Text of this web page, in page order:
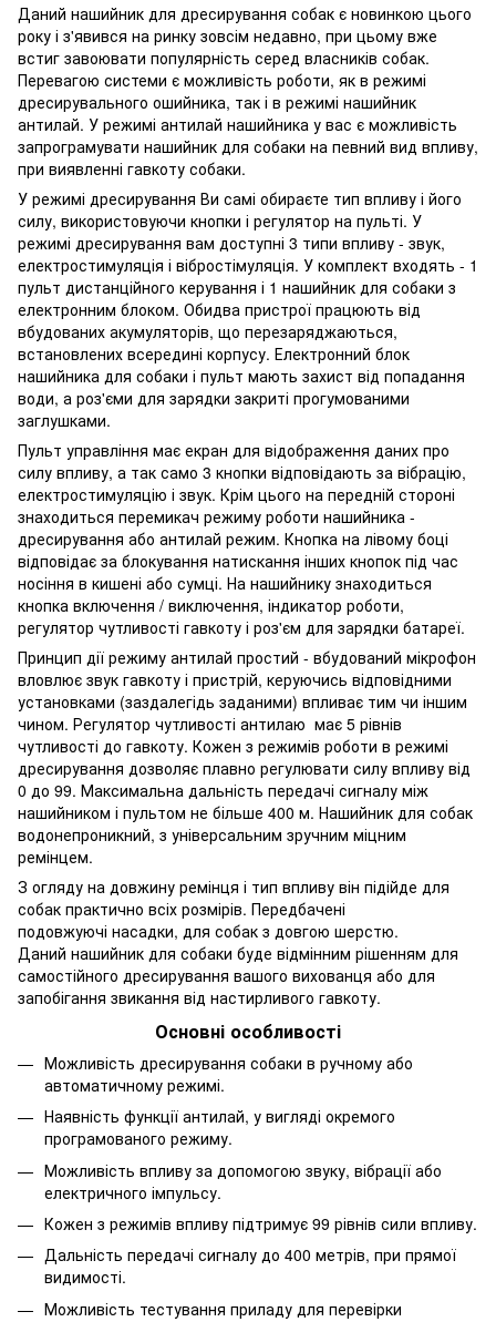
Даний нашийник для дресирування собак є новинкою цього
року і з'явився на ринку зовсім недавно, при цьому вже
встиг завоювати популярність серед власників собак.
Перевагою системи є можливість роботи, як в режимі
дресирувального ошийника, так і в режимі нашийник
антилай. У режимі антилай нашийника у вас є можливість
запрограмувати нашийник для собаки на певний вид впливу,
при виявленні гавкоту собаки.
У режимі дресирування Ви самі обираєте тип впливу і його
силу, використовуючи кнопки і регулятор на пульті. У
режимі дресирування вам доступні 3 типи впливу - звук,
електростимуляція і вібростімуляція. У комплект входять - 1
пульт дистанційного керування і 1 нашийник для собаки з
електронним блоком. Обидва пристрої працюють від
вбудованих акумуляторів, що перезаряджаються,
встановлених всередині корпусу. Електронний блок
нашийника для собаки і пульт мають захист від попадання
води, а роз'єми для зарядки закриті прогумованими
заглушками.
Пульт управління має екран для відображення даних про
силу впливу, а так само 3 кнопки відповідають за вібрацію,
електростимуляцію і звук. Крім цього на передній стороні
знаходиться перемикач режиму роботи нашийника -
дресирування або антилай режим. Кнопка на лівому боці
відповідає за блокування натискання інших кнопок під час
носіння в кишені або сумці. На нашийнику знаходиться
кнопка включення / виключення, індикатор роботи,
регулятор чутливості гавкоту і роз'єм для зарядки батареї.
Принцип дії режиму антилай простий - вбудований мікрофон
вловлює звук гавкоту і пристрій, керуючись відповідними
установками (заздалегідь заданими) впливає тим чи іншим
чином. Регулятор чутливості антилаю має 5 рівнів
чутливості до гавкоту. Кожен з режимів роботи в режимі
дресирування дозволяє плавно регулювати силу впливу від
0 до 99. Максимальна дальність передачі сигналу між
нашийником і пультом не більше 400 м. Нашийник для собак
водонепроникний, з універсальним зручним міцним
ремінцем.
З огляду на довжину ремінця і тип впливу він підійде для
собак практично всіх розмірів. Передбачені
подовжуючі насадки, для собак з довгою шерстю.
Даний нашийник для собаки буде відмінним рішенням для
самостійного дресирування вашого вихованця або для
запобігання звикання від настирливого гавкоту.
Основні особливості
Можливість дресирування собаки в ручному або
автоматичному режимі.
Наявність функції антилай, у вигляді окремого
програмованого режиму.
Можливість впливу за допомогою звуку, вібрації або
електричного імпульсу.
Кожен з режимів впливу підтримує 99 рівнів сили впливу.
Дальність передачі сигналу до 400 метрів, при прямої
видимості.
Можливість тестування приладу для перевірки